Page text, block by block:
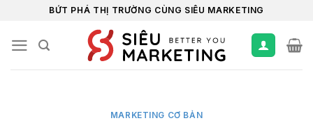
nội
BỨT PHÁ THỊ TRƯỜNG CÙNG SIÊU MARKETING
MARKETING CƠ BẢN